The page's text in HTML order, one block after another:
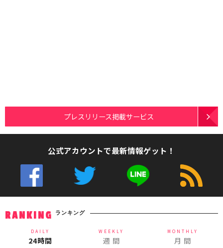
プレスリリース掲載サービス
公式アカウントで最新情報ゲット！
RANKING ランキング
DAILY
24時間
WEEKLY
週 間
MONTHLY
月 間